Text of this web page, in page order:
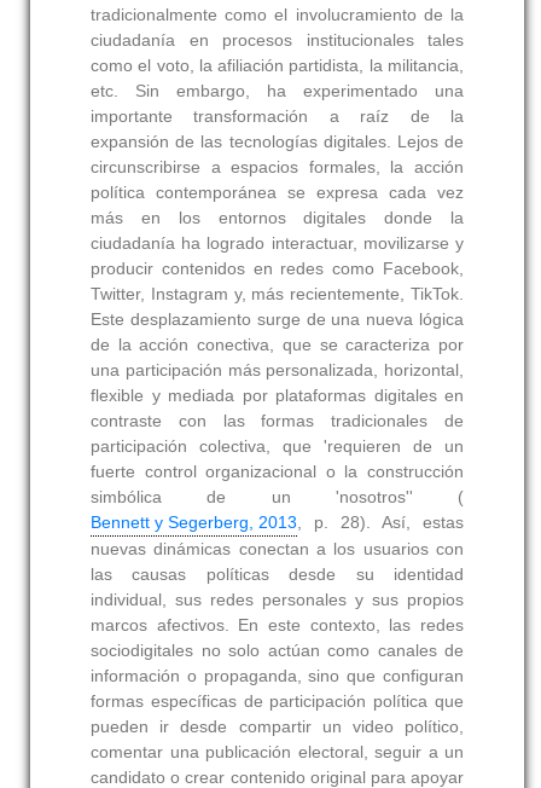
tradicionalmente como el involucramiento de la
ciudadanía en procesos institucionales tales
como el voto, la afiliación partidista, la militancia,
etc. Sin embargo, ha experimentado una
importante transformación a raíz de la
expansión de las tecnologías digitales. Lejos de
circunscribirse a espacios formales, la acción
política contemporánea se expresa cada vez
más en los entornos digitales donde la
ciudadanía ha logrado interactuar, movilizarse y
producir contenidos en redes como Facebook,
Twitter, Instagram y, más recientemente, TikTok.
Este desplazamiento surge de una nueva lógica
de la acción conectiva, que se caracteriza por
una participación más personalizada, horizontal,
flexible y mediada por plataformas digitales en
contraste con las formas tradicionales de
participación colectiva, que 'requieren de un
fuerte control organizacional o la construcción
simbólica de un 'nosotros'' (
Bennett y Segerberg, 2013 , p. 28). Así, estas
nuevas dinámicas conectan a los usuarios con
las causas políticas desde su identidad
individual, sus redes personales y sus propios
marcos afectivos. En este contexto, las redes
sociodigitales no solo actúan como canales de
información o propaganda, sino que configuran
formas específicas de participación política que
pueden ir desde compartir un video político,
comentar una publicación electoral, seguir a un
candidato o crear contenido original para apoyar